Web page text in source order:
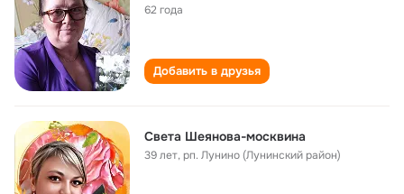
62 года
Добавить в друзья
Света Шеянова-москвина
39 лет,рп. Лунино (Лунинский район)